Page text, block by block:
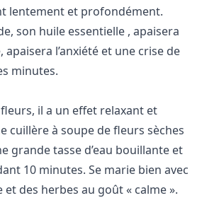
lentement et profondément.
son huile essentielle , apaisera
l’anxiété et une crise de
minutes.
il a un effet relaxant et
cuillère à soupe de fleurs sèches
grande tasse d’eau bouillante et
10 minutes. Se marie bien avec
des herbes au goût « calme ».